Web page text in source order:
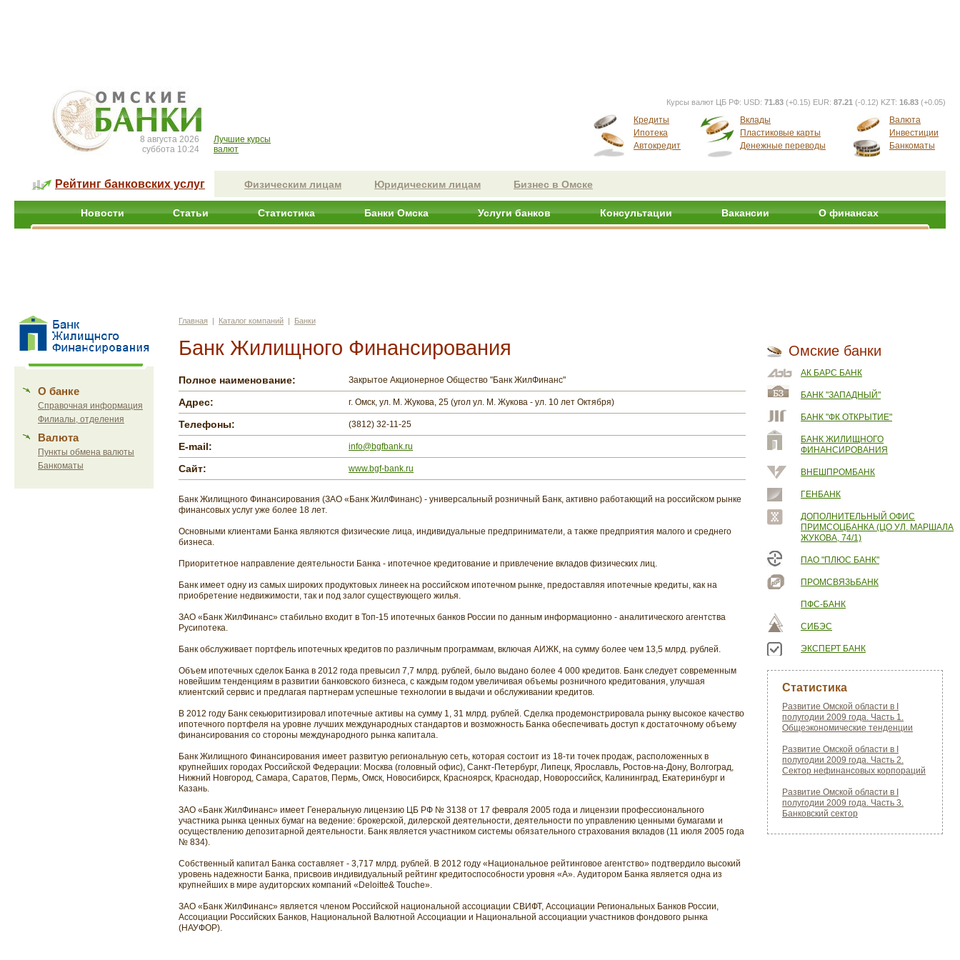
8 августа 2026
суббота 10:24
Лучшие курсы
валют
Курсы валют ЦБ РФ: USD: 71.83 (+0.15) EUR: 87.21 (-0.12) KZT: 16.83 (+0.05)
Кредиты
Ипотека
Автокредит
Вклады
Пластиковые карты
Денежные переводы
Валюта
Инвестиции
Банкоматы
Рейтинг банковских услуг Физическим лицам Юридическим лицам Бизнес в Омске
Новости Статьи Статистика Банки Омска Услуги банков Консультации Вакансии О финансах
О банке
Справочная информация
Филиалы, отделения
Валюта
Пункты обмена валюты
Банкоматы
Главная | Каталог компаний | Банки
Банк Жилищного Финансирования
Полное наименование: Закрытое Акционерное Общество "Банк ЖилФинанс"
Адрес: г. Омск, ул. М. Жукова, 25 (угол ул. М. Жукова - ул. 10 лет Октября)
Телефоны: (3812) 32-11-25
E-mail: info@bgfbank.ru
Сайт: www.bgf-bank.ru
Банк Жилищного Финансирования (ЗАО «Банк ЖилФинанс) - универсальный розничный Банк, активно работающий на российском рынке
финансовых услуг уже более 18 лет.
Основными клиентами Банка являются физические лица, индивидуальные предприниматели, а также предприятия малого и среднего
бизнеса.
Приоритетное направление деятельности Банка - ипотечное кредитование и привлечение вкладов физических лиц.
Банк имеет одну из самых широких продуктовых линеек на российском ипотечном рынке, предоставляя ипотечные кредиты, как на
приобретение недвижимости, так и под залог существующего жилья.
ЗАО «Банк ЖилФинанс» стабильно входит в Топ-15 ипотечных банков России по данным информационно - аналитического агентства
Русипотека.
Банк обслуживает портфель ипотечных кредитов по различным программам, включая АИЖК, на сумму более чем 13,5 млрд. рублей.
Объем ипотечных сделок Банка в 2012 года превысил 7,7 млрд. рублей, было выдано более 4 000 кредитов. Банк следует современным
новейшим тенденциям в развитии банковского бизнеса, с каждым годом увеличивая объемы розничного кредитования, улучшая
клиентский сервис и предлагая партнерам успешные технологии в выдачи и обслуживании кредитов.
В 2012 году Банк секьюритизировал ипотечные активы на сумму 1, 31 млрд. рублей. Сделка продемонстрировала рынку высокое качество
ипотечного портфеля на уровне лучших международных стандартов и возможность Банка обеспечивать доступ к достаточному объему
финансирования со стороны международного рынка капитала.
Банк Жилищного Финансирования имеет развитую региональную сеть, которая состоит из 18-ти точек продаж, расположенных в
крупнейших городах Российской Федерации: Москва (головный офис), Санкт-Петербург, Липецк, Ярославль, Ростов-на-Дону, Волгоград,
Нижний Новгород, Самара, Саратов, Пермь, Омск, Новосибирск, Красноярск, Краснодар, Новороссийск, Калининград, Екатеринбург и
Казань.
ЗАО «Банк ЖилФинанс» имеет Генеральную лицензию ЦБ РФ № 3138 от 17 февраля 2005 года и лицензии профессионального
участника рынка ценных бумаг на ведение: брокерской, дилерской деятельности, деятельности по управлению ценными бумагами и
осуществлению депозитарной деятельности. Банк является участником системы обязательного страхования вкладов (11 июля 2005 года
№ 834).
Собственный капитал Банка составляет - 3,717 млрд. рублей. В 2012 году «Национальное рейтинговое агентство» подтвердило высокий
уровень надежности Банка, присвоив индивидуальный рейтинг кредитоспособности уровня «А». Аудитором Банка является одна из
крупнейших в мире аудиторских компаний «Deloitte& Touche».
ЗАО «Банк ЖилФинанс» является членом Российской национальной ассоциации СВИФТ, Ассоциации Региональных Банков России,
Ассоциации Российских Банков, Национальной Валютной Ассоциации и Национальной ассоциации участников фондового рынка
(НАУФОР).
Омские банки
АК БАРС БАНК
БАНК "ЗАПАДНЫЙ"
БАНК "ФК ОТКРЫТИЕ"
БАНК ЖИЛИЩНОГО
ФИНАНСИРОВАНИЯ
ВНЕШПРОМБАНК
ГЕНБАНК
ДОПОЛНИТЕЛЬНЫЙ ОФИС
ПРИМСОЦБАНКА (ЦО УЛ. МАРШАЛА
ЖУКОВА, 74/1)
ПАО "ПЛЮС БАНК"
ПРОМСВЯЗЬБАНК
ПФС-БАНК
СИБЭС
ЭКСПЕРТ БАНК
Статистика
Развитие Омской области в I
полугодии 2009 года. Часть 1.
Общеэкономические тенденции
Развитие Омской области в I
полугодии 2009 года. Часть 2.
Сектор нефинансовых корпораций
Развитие Омской области в I
полугодии 2009 года. Часть 3.
Банковский сектор